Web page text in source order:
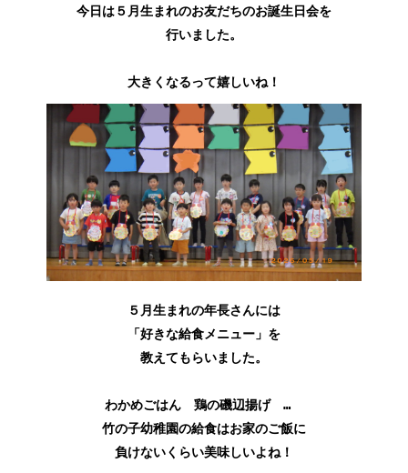
今日は５月生まれのお友だちのお誕生日会を
行いました。
大きくなるって嬉しいね！
５月生まれの年長さんには
「好きな給食メニュー」を
教えてもらいました。
わかめごはん 鶏の磯辺揚げ …
竹の子幼稚園の給食はお家のご飯に
負けないくらい美味しいよね！